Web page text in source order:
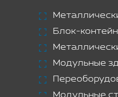
Блок-
Модульные
Модульные